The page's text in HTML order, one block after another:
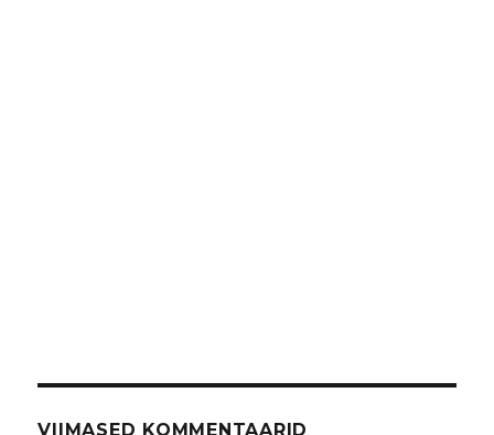
VIIMASED KOMMENTAARID